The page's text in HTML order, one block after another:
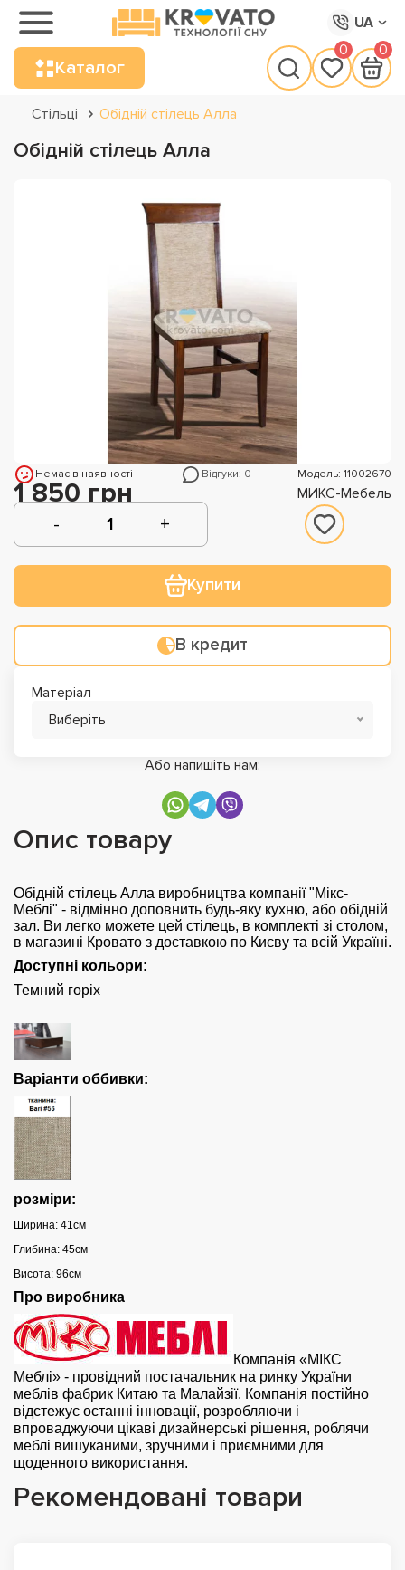
UA
Каталог
0 0
Стільці Обідній стілець Алла
Обідній стілець Алла
Немає в наявності Відгуки: 0 Модель: 11002670
1 850 грн МИКС-Мебель
Купити
В кредит
Матеріал
Виберіть
Або напишіть нам:
Опис товару
Обідній стілець Алла виробництва компанії "Мікс-
Меблі" - відмінно доповнить будь-яку кухню, або обідній
зал. Ви легко можете цей стілець, в комплекті зі столом,
в магазині Кровато з доставкою по Києву та всій Україні.
Доступні кольори:
Темний горіх
Варіанти оббивки:
розміри:
Ширина: 41см
Глибина: 45см
Висота: 96см
Про виробника
Компанія «МІКС
Меблі» - провідний постачальник на ринку України
меблів фабрик Китаю та Малайзії. Компанія постійно
відстежує останні інновації, розробляючи і
впроваджуючи цікаві дизайнерські рішення, роблячи
меблі вишуканими, зручними і приємними для
щоденного використання.
Рекомендовані товари